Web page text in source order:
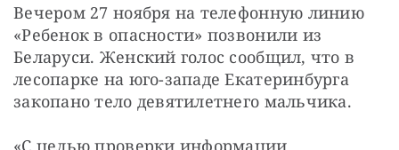
Вечером 27 ноября на телефонную линию
«Ребенок в опасности» позвонили из
Беларуси. Женский голос сообщил, что в
лесопарке на юго-западе Екатеринбурга
закопано тело девятилетнего мальчика.
«С целью проверки информации